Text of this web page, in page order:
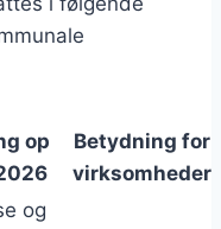
op
Betydning for
virksomheder
og